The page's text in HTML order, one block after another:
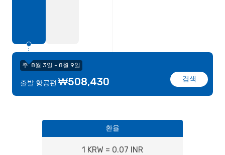
주: 8월 3일 - 8월 9일
출발 항공편 ₩508,430 검색
환율
1 KRW = 0.07 INR